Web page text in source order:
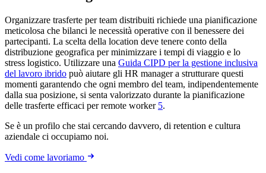
Organizzare trasferte per team distribuiti richiede una pianificazione
meticolosa che bilanci le necessità operative con il benessere dei
partecipanti. La scelta della location deve tenere conto della
distribuzione geografica per minimizzare i tempi di viaggio e lo
stress logistico. Utilizzare una Guida CIPD per la gestione inclusiva
del lavoro ibrido può aiutare gli HR manager a strutturare questi
momenti garantendo che ogni membro del team, indipendentemente
dalla sua posizione, si senta valorizzato durante la pianificazione
delle trasferte efficaci per remote worker 5.
Se è un profilo che stai cercando davvero, di retention e cultura
aziendale ci occupiamo noi.
Vedi come lavoriamo